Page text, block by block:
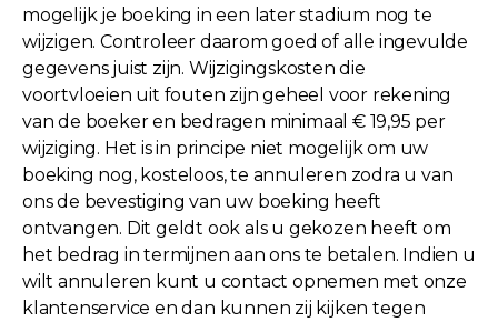
mogelijk je boeking in een later stadium nog te
wijzigen. Controleer daarom goed of alle ingevulde
gegevens juist zijn. Wijzigingskosten die
voortvloeien uit fouten zijn geheel voor rekening
van de boeker en bedragen minimaal € 19,95 per
wijziging. Het is in principe niet mogelijk om uw
boeking nog, kosteloos, te annuleren zodra u van
ons de bevestiging van uw boeking heeft
ontvangen. Dit geldt ook als u gekozen heeft om
het bedrag in termijnen aan ons te betalen. Indien u
wilt annuleren kunt u contact opnemen met onze
klantenservice en dan kunnen zij kijken tegen